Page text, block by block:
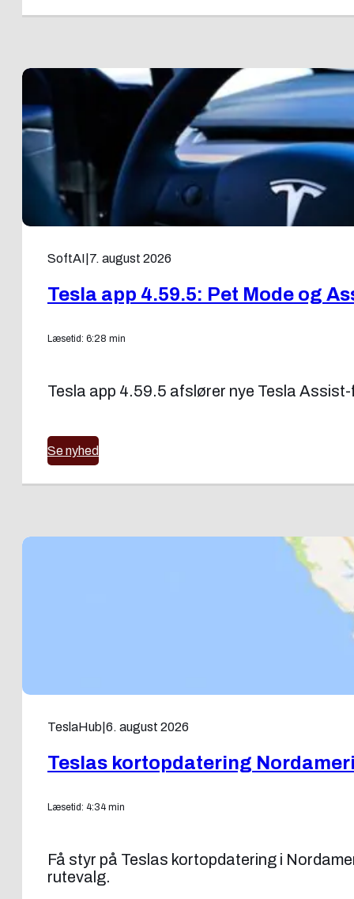
SoftAI 7. august 2026
Tesla app 4.59.5: Pet Mode og
Læsetid: 6:28 min
Tesla app 4.59.5 afslører nye Tesla
Se nyhed
TeslaHub 6. august 2026
Teslas kortopdatering
Læsetid: 4:34 min
Få styr på Teslas kortopdatering i
rutevalg.